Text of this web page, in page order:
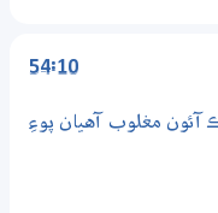
54:10
آئون مغلوب آهيان پوءِ